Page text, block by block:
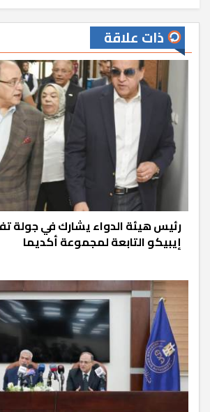
ذات علاقة
رئيس هيئة الدواء يشارك في جولة
إيبيكو التابعة لمجموعة أكديما